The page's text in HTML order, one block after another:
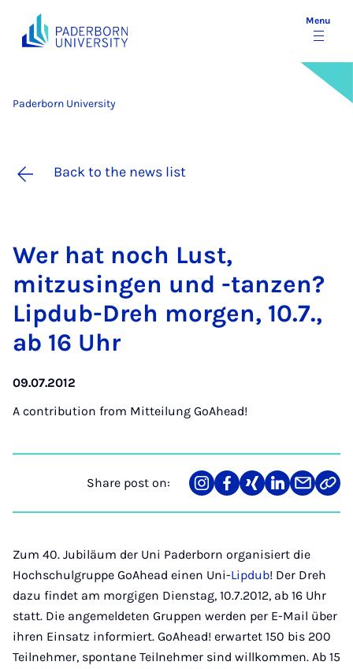
Menu
Paderborn University
Back to the news list
Wer hat noch Lust,
mitzusin­gen und -tan­zen?
Lip­dub-Dreh mor­gen, 10.7.,
ab 16 Uhr
09.07.2012
A contribution from Mitteilung GoAhead!
Share post on:
Share
on
Teilen
auf
Teilen
auf
Teilen
auf
Teilen
über
Mail
Link
Zum 40. Jubiläum der Uni Paderborn organisiert die
Hochschulgruppe GoAhead einen Uni-Lipdub! Der Dreh
dazu findet am morgigen Dienstag, 10.7.2012, ab 16 Uhr
statt. Die angemeldeten Gruppen werden per E-Mail über
ihren Einsatz informiert. GoAhead! erwartet 150 bis 200
Teilnehmer, spontane Teilnehmer sind willkommen. Ab 15